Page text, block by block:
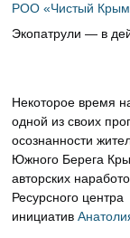
РОО «Чистый
Экопатрули — в
Некоторое время
одной из своих
осознанности
Южного Берега
авторских
Ресурсного
инициатив